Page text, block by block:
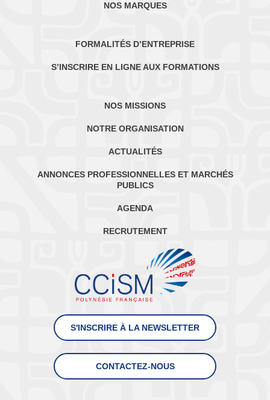
NOS MARQUES
FORMALITÉS D’ENTREPRISE
S’INSCRIRE EN LIGNE AUX FORMATIONS
NOS MISSIONS
NOTRE ORGANISATION
ACTUALITÉS
ANNONCES PROFESSIONNELLES ET MARCHÉS
PUBLICS
AGENDA
RECRUTEMENT
S'INSCRIRE À LA NEWSLETTER
CONTACTEZ-NOUS